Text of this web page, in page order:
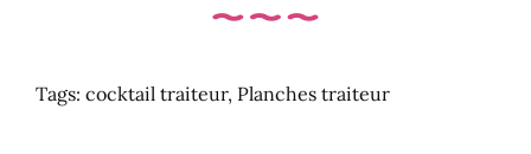
Tags: cocktail traiteur, Planches traiteur